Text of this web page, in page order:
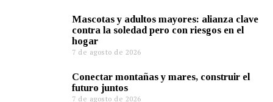
Mascotas y adultos mayores: alianza clave
contra la soledad pero con riesgos en el
hogar
7 de agosto de 2026
Conectar montañas y mares, construir el
futuro juntos
7 de agosto de 2026